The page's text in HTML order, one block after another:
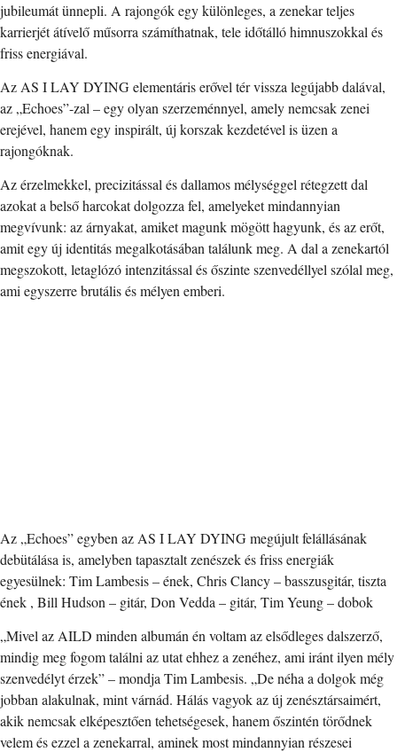
jubileumát ünnepli. A rajongók egy különleges, a zenekar teljes
karrierjét átívelő műsorra számíthatnak, tele időtálló himnuszokkal és
friss energiával.
Az AS I LAY DYING elementáris erővel tér vissza legújabb dalával,
az „Echoes”-zal – egy olyan szerzeménnyel, amely nemcsak zenei
erejével, hanem egy inspirált, új korszak kezdetével is üzen a
rajongóknak.
Az érzelmekkel, precizitással és dallamos mélységgel rétegzett dal
azokat a belső harcokat dolgozza fel, amelyeket mindannyian
megvívunk: az árnyakat, amiket magunk mögött hagyunk, és az erőt,
amit egy új identitás megalkotásában találunk meg. A dal a zenekartól
megszokott, letaglózó intenzitással és őszinte szenvedéllyel szólal meg,
ami egyszerre brutális és mélyen emberi.
Az „Echoes” egyben az AS I LAY DYING megújult felállásának
debütálása is, amelyben tapasztalt zenészek és friss energiák
egyesülnek: Tim Lambesis – ének, Chris Clancy – basszusgitár, tiszta
ének , Bill Hudson – gitár, Don Vedda – gitár, Tim Yeung – dobok
„Mivel az AILD minden albumán én voltam az elsődleges dalszerző,
mindig meg fogom találni az utat ehhez a zenéhez, ami iránt ilyen mély
szenvedélyt érzek” – mondja Tim Lambesis. „De néha a dolgok még
jobban alakulnak, mint várnád. Hálás vagyok az új zenésztársaimért,
akik nemcsak elképesztően tehetségesek, hanem őszintén törődnek
velem és ezzel a zenekarral, aminek most mindannyian részesei